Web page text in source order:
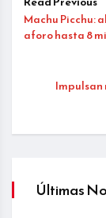
Machu Picchu:
aforo hasta 8
Últimas